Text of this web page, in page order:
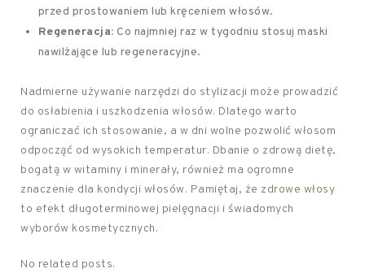
przed prostowaniem lub kręceniem włosów.
Regeneracja: Co najmniej raz w tygodniu stosuj maski
nawilżające lub regeneracyjne.
Nadmierne używanie narzędzi do stylizacji może prowadzić
do osłabienia i uszkodzenia włosów. Dlatego warto
ograniczać ich stosowanie, a w dni wolne pozwolić włosom
odpocząć od wysokich temperatur. Dbanie o zdrową dietę,
bogatą w witaminy i minerały, również ma ogromne
znaczenie dla kondycji włosów. Pamiętaj, że zdrowe włosy
to efekt długoterminowej pielęgnacji i świadomych
wyborów kosmetycznych.
No related posts.